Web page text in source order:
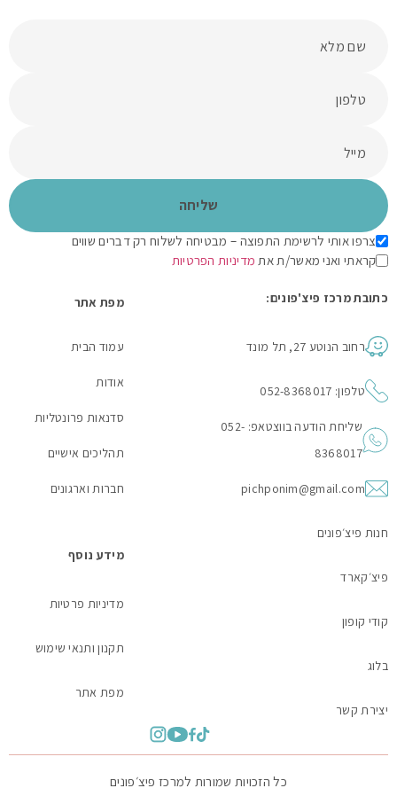
צרפו אותי לרשימת התפוצה – מבטיחה לשלוח רק דברים שווים
קראתי ואני מאשר/ת את מדיניות הפרטיות
כתובת מרכז פיצ'פונים:
רחוב הנוטע 27, תל מונד
טלפון: 052-8368017
שליחת הודעה בווצטאפ: 052-
8368017
pichponim@gmail.com
מפת אתר
עמוד הבית
אודות
סדנאות פרונטליות
תהליכים אישיים
חברות וארגונים
חנות פיצ׳פונים
פיצ׳קארד
קודי קופון
בלוג
יצירת קשר
מידע נוסף
מדיניות פרטיות
תקנון ותנאי שימוש
מפת אתר
כל הזכויות שמורות למרכז פיצ׳פונים